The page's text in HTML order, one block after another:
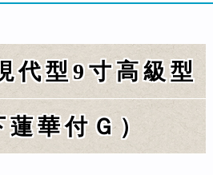
代型9寸高級型
蓮華付Ｇ）